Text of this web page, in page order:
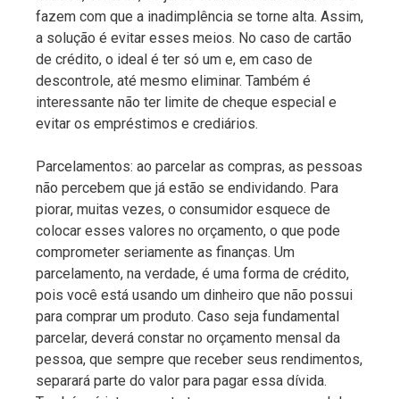
fazem com que a inadimplência se torne alta. Assim,
a solução é evitar esses meios. No caso de cartão
de crédito, o ideal é ter só um e, em caso de
descontrole, até mesmo eliminar. Também é
interessante não ter limite de cheque especial e
evitar os empréstimos e crediários.
Parcelamentos: ao parcelar as compras, as pessoas
não percebem que já estão se endividando. Para
piorar, muitas vezes, o consumidor esquece de
colocar esses valores no orçamento, o que pode
comprometer seriamente as finanças. Um
parcelamento, na verdade, é uma forma de crédito,
pois você está usando um dinheiro que não possui
para comprar um produto. Caso seja fundamental
parcelar, deverá constar no orçamento mensal da
pessoa, que sempre que receber seus rendimentos,
separará parte do valor para pagar essa dívida.